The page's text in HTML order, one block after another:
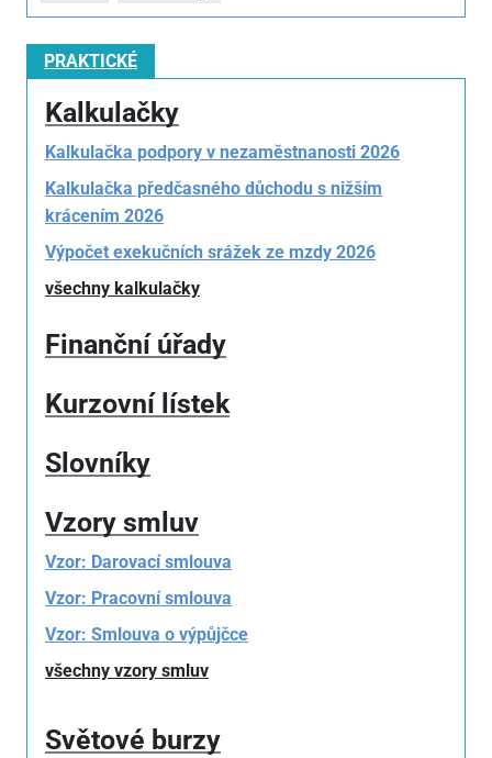
PRAKTICKÉ
Kalkulačky
Kalkulačka podpory v nezaměstnanosti 2026
Kalkulačka předčasného důchodu s nižším
krácením 2026
Výpočet exekučních srážek ze mzdy 2026
všechny kalkulačky
Finanční úřady
Kurzovní lístek
Slovníky
Vzory smluv
Vzor: Darovací smlouva
Vzor: Pracovní smlouva
Vzor: Smlouva o výpůjčce
všechny vzory smluv
Světové burzy